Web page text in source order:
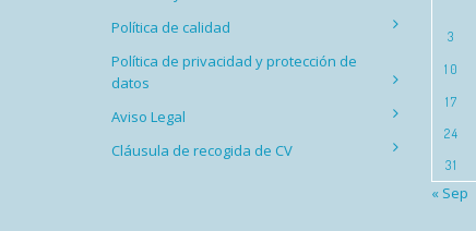
Política de calidad
Política de privacidad y protección de
datos
Aviso Legal
Cláusula de recogida de CV
3
10
17
24
31
« Sep